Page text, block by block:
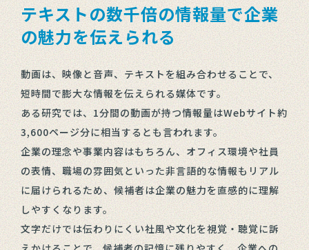
テキストの数千倍の情報量で企業
の魅力を伝えられる
動画は、映像と音声、テキストを組み合わせることで、
短時間で膨大な情報を伝えられる媒体です。
ある研究では、1分間の動画が持つ情報量はWebサイト約
3,600ページ分に相当するとも言われます。
企業の理念や事業内容はもちろん、オフィス環境や社員
の表情、職場の雰囲気といった非言語的な情報もリアル
に届けられるため、候補者は企業の魅力を直感的に理解
しやすくなります。
文字だけでは伝わりにくい社風や文化を視覚・聴覚に訴